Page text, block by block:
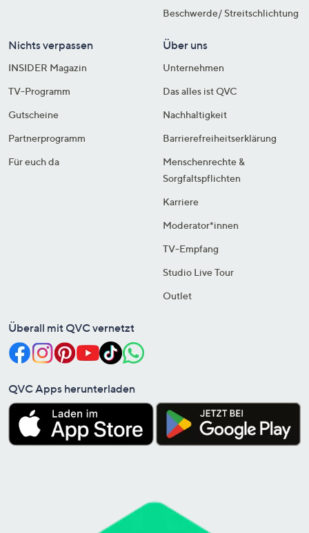
Beschwerde/ Streitschlichtung
Nichts verpassen
INSIDER Magazin
TV-Programm
Gutscheine
Partnerprogramm
Für euch da
Über uns
Unternehmen
Das alles ist QVC
Nachhaltigkeit
Barrierefreiheitserklärung
Menschenrechte &
Sorgfaltspflichten
Karriere
Moderator*innen
TV-Empfang
Studio Live Tour
Outlet
Überall mit QVC vernetzt
QVC Apps herunterladen